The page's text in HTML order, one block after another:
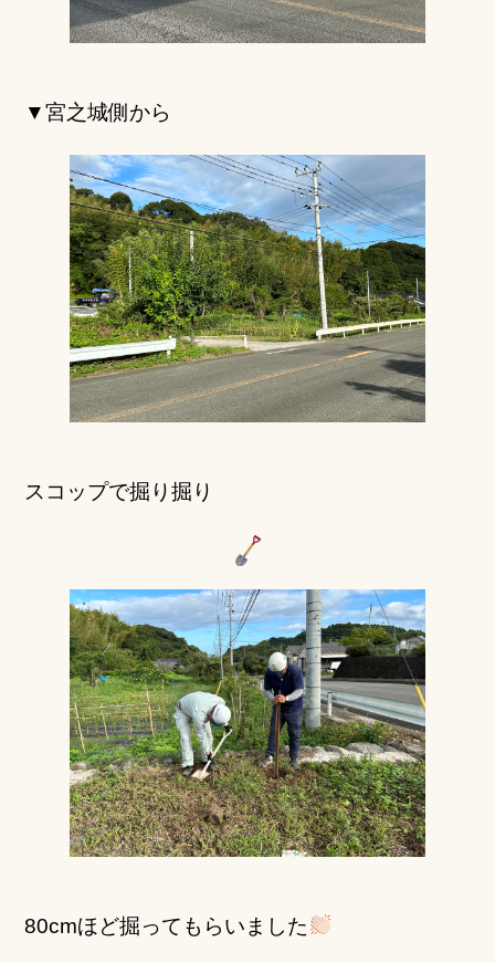
▼宮之城側から
スコップで掘り掘り
80cmほど掘ってもらいました